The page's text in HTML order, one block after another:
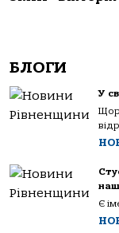
БЛОГИ
У
Є